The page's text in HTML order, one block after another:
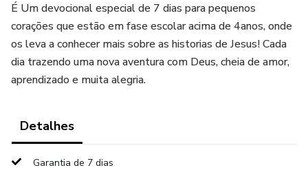
É Um devocional especial de 7 dias para pequenos
corações que estão em fase escolar acima de 4anos, onde
os leva a conhecer mais sobre as historias de Jesus! Cada
dia trazendo uma nova aventura com Deus, cheia de amor,
aprendizado e muita alegria.
Detalhes
Garantia de 7 dias